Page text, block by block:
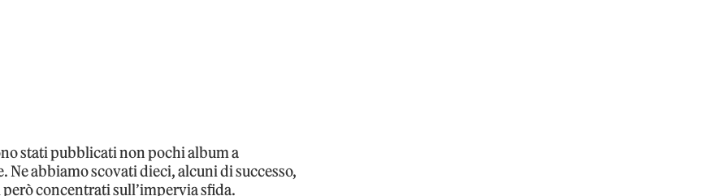
stati pubblicati non pochi album a
abbiamo scovati dieci, alcuni di successo,
concentrati sull’impervia sfida.